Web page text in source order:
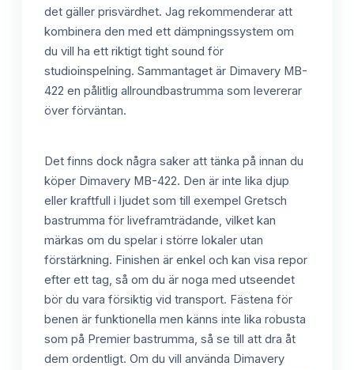
det gäller prisvärdhet. Jag rekommenderar att
kombinera den med ett dämpningssystem om
du vill ha ett riktigt tight sound för
studioinspelning. Sammantaget är Dimavery MB-
422 en pålitlig allroundbastrumma som levererar
över förväntan.
Det finns dock några saker att tänka på innan du
köper Dimavery MB-422. Den är inte lika djup
eller kraftfull i ljudet som till exempel Gretsch
bastrumma för liveframträdande, vilket kan
märkas om du spelar i större lokaler utan
förstärkning. Finishen är enkel och kan visa repor
efter ett tag, så om du är noga med utseendet
bör du vara försiktig vid transport. Fästena för
benen är funktionella men känns inte lika robusta
som på Premier bastrumma, så se till att dra åt
dem ordentligt. Om du vill använda Dimavery